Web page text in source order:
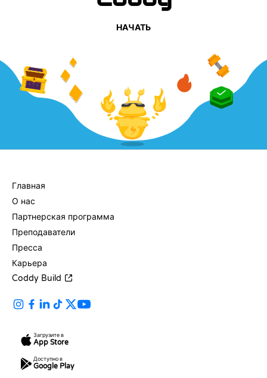
НАЧАТЬ
Главная
О нас
Партнерская программа
Преподаватели
Пресса
Карьера
Coddy Build
Загрузите в
App Store
Доступно в
Google Play